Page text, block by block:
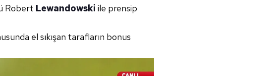
Robert Lewandowski ile prensip
el sıkışan tarafların bonus